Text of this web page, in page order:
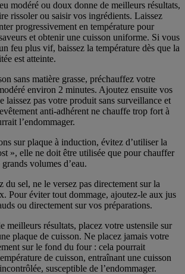
modéré ou doux donne de meilleurs résultats,
rissoler ou saisir vos ingrédients. Laissez
progressivement en température pour
et obtenir une cuisson uniforme. Si vous
feu plus vif, baissez la température dès que la
est atteinte.
sans matière grasse, préchauffez votre
environ 2 minutes. Ajoutez ensuite vos
laissez pas votre produit sans surveillance et
anti-adhérent ne chauffe trop fort à
l’endommager.
sur plaque à induction, évitez d’utiliser la
», elle ne doit être utilisée que pour chauffer
volumes d’eau.
du sel, ne le versez pas directement sur la
Pour éviter tout dommage, ajoutez-le aux jus
ou directement sur vos préparations.
meilleurs résultats, placez votre ustensile sur
plaque de cuisson. Ne placez jamais votre
sur le fond du four : cela pourrait
de cuisson, entraînant une cuisson
susceptible de l’endommager.